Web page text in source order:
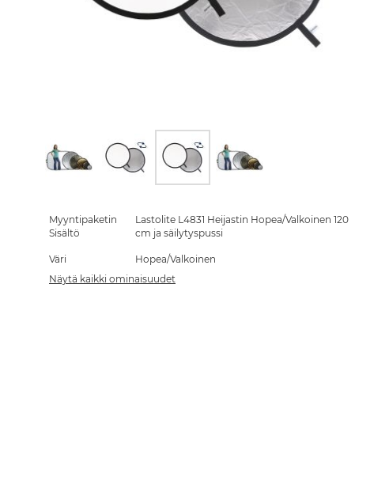
the
beginning
the
images
gallery
Myyntipaketin
Sisältö
Lastolite L4831 Heijastin Hopea/Valkoinen 120
cm ja säilytyspussi
Väri
Hopea/Valkoinen
Näytä kaikki ominaisuudet